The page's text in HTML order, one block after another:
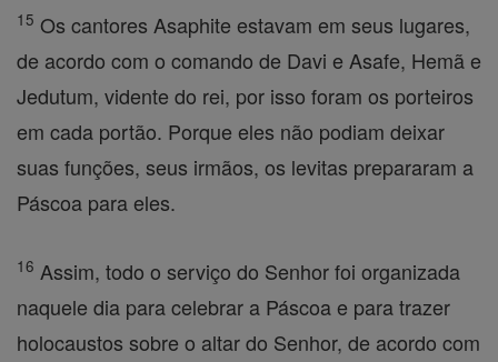
15 Os cantores Asaphite estavam em seus lugares,
de acordo com o comando de Davi e Asafe, Hemã e
Jedutum, vidente do rei, por isso foram os porteiros
em cada portão. Porque eles não podiam deixar
suas funções, seus irmãos, os levitas prepararam a
Páscoa para eles.
16 Assim, todo o serviço do Senhor foi organizada
naquele dia para celebrar a Páscoa e para trazer
holocaustos sobre o altar do Senhor, de acordo com